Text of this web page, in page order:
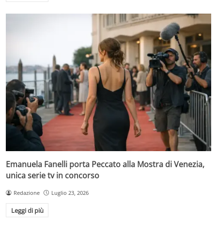
Emanuela Fanelli porta Peccato alla Mostra di Venezia,
unica serie tv in concorso
Redazione Luglio 23, 2026
Leggi di più